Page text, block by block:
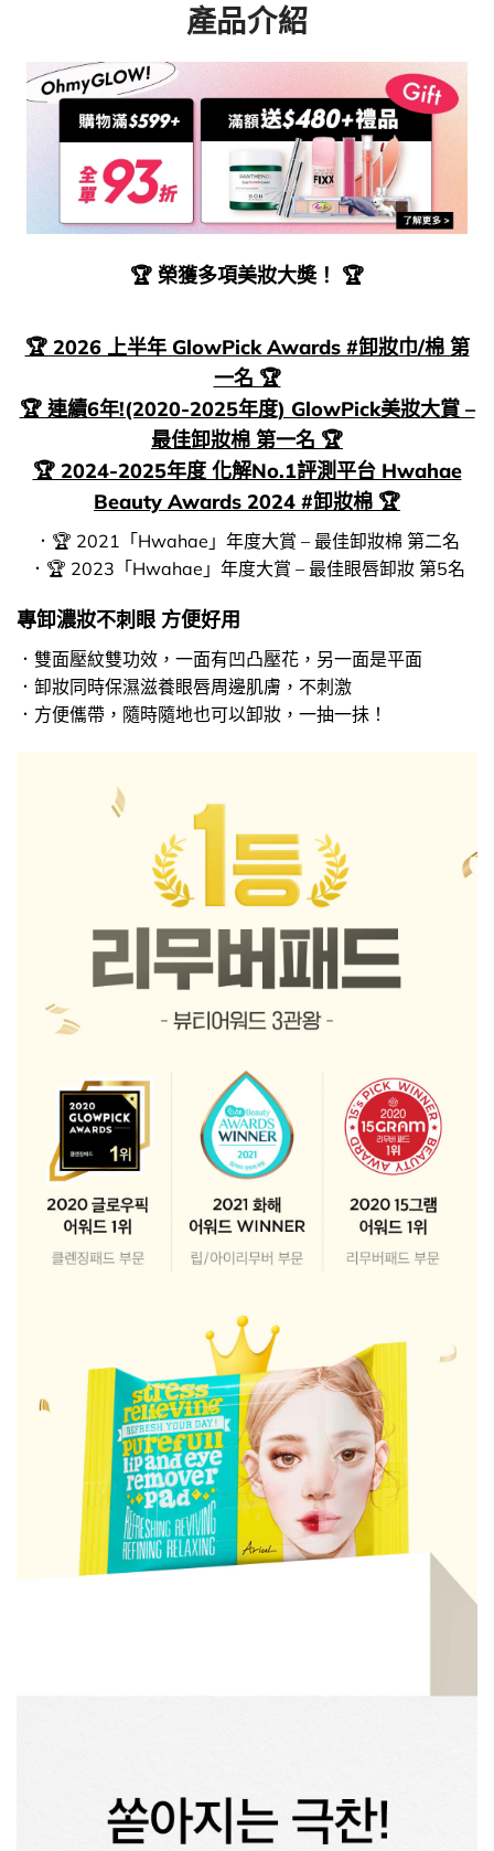
產品介紹
🏆 榮獲多項美妝大奬！ 🏆
🏆 2026 上半年 GlowPick Awards #卸妝巾/棉 第
一名 🏆
🏆 連續6年!(2020-2025年度) GlowPick美妝大賞 –
最佳卸妝棉 第一名 🏆
🏆 2024-2025年度 化解No.1評測平台 Hwahae
Beauty Awards 2024 #卸妝棉 🏆
．🏆 2021「Hwahae」年度大賞 – 最佳卸妝棉 第二名
．🏆 2023「Hwahae」年度大賞 – 最佳眼唇卸妝 第5名
專卸濃妝不刺眼 方便好用
．雙面壓紋雙功效，一面有凹凸壓花，另一面是平面
．卸妝同時保濕滋養眼唇周邊肌膚，不刺激
．方便儶帶，隨時隨地也可以卸妝，一抽一抺！